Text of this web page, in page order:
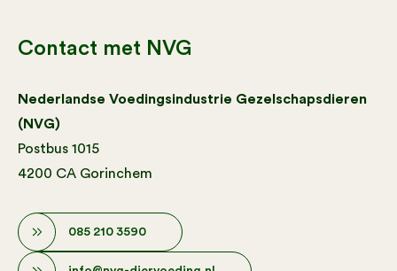
Contact met NVG
Nederlandse Voedingsindustrie Gezelschapsdieren
(NVG)
Postbus 1015
4200 CA Gorinchem
085 210 3590